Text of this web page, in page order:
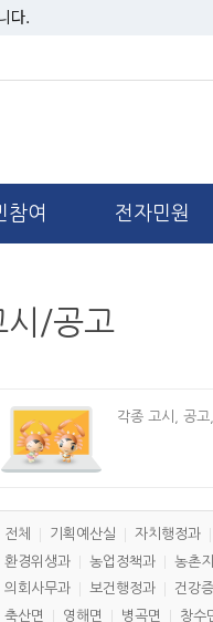
다.
참여 전자민원
시/공고
각종 고시, 공고
전체 기획예산실 자치행정과
환경위생과
농업정책과 농촌
의회사무과
보건행정과 건강
축산면
영해면 병곡면 창수